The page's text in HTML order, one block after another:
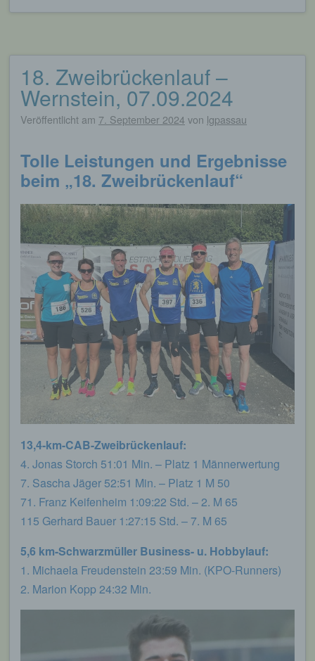
18. Zweibrückenlauf –
Wernstein, 07.09.2024
Veröffentlicht am 7. September 2024 von lgpassau
Tolle Leistungen und Ergebnisse
beim „18. Zweibrückenlauf“
13,4-km-CAB-Zweibrückenlauf:
4. Jonas Storch 51:01 Min. – Platz 1 Männerwertung
7. Sascha Jäger 52:51 Min. – Platz 1 M 50
71. Franz Keifenheim 1:09:22 Std. – 2. M 65
115 Gerhard Bauer 1:27:15 Std. – 7. M 65
5,6 km-Schwarzmüller Business- u. Hobbylauf:
1. Michaela Freudenstein 23:59 Min. (KPO-Runners)
2. Marion Kopp 24:32 Min.